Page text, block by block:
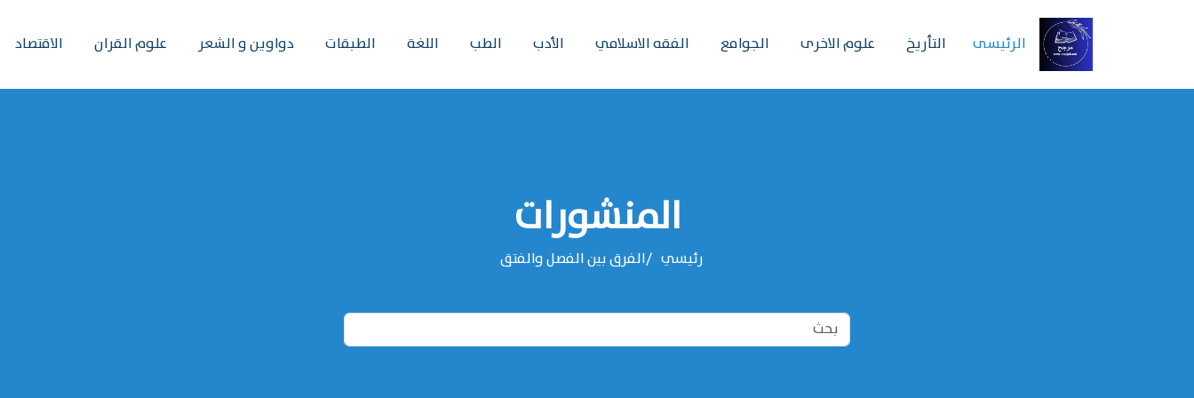
الرئیسی التأريخ علوم الاخرى الجوامع الفقه الاسلامي الأدب الطب اللغة الطبقات دواوين و الشعر علوم القران الاقتصاد
المنشورات
رئيسي الفرق بين الفصل والفتق